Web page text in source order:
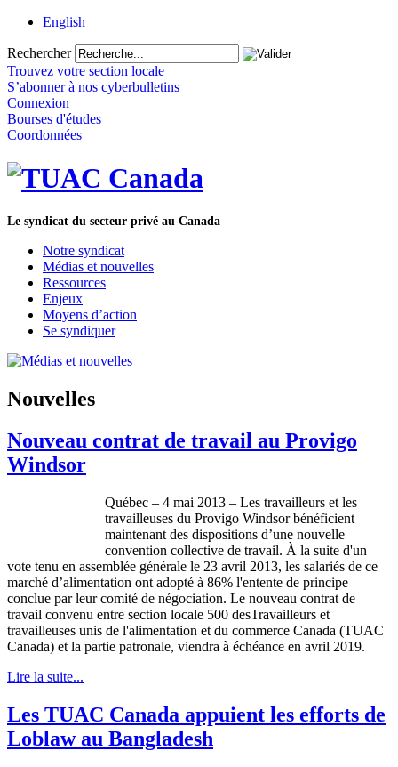
English
Rechercher
Trouvez votre section locale
S’abonner à nos cyberbulletins
Connexion
Bourses d'études
Coordonnées
Le syndicat du secteur privé au Canada
Notre syndicat
Médias et nouvelles
Ressources
Enjeux
Moyens d’action
Se syndiquer
Nouvelles
Nouveau contrat de travail au Provigo
Windsor
Québec – 4 mai 2013 – Les travailleurs et les
travailleuses du Provigo Windsor bénéficient
maintenant des dispositions d’une nouvelle
convention collective de travail. À la suite d'un
vote tenu en assemblée générale le 23 avril 2013, les salariés de ce
marché d’alimentation ont adopté à 86% l'entente de principe
conclue par leur comité de négociation. Le nouveau contrat de
travail convenu entre section locale 500 desTravailleurs et
travailleuses unis de l'alimentation et du commerce Canada (TUAC
Canada) et la partie patronale, viendra à échéance en avril 2019.
Lire la suite...
Les TUAC Canada appuient les efforts de
Loblaw au Bangladesh